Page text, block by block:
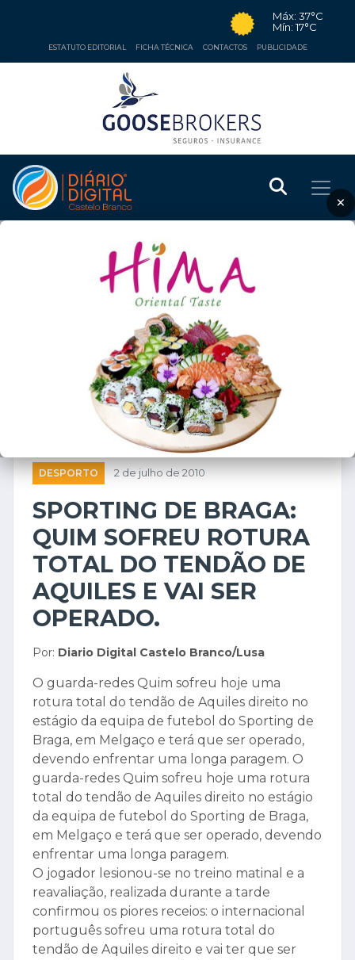
Máx: 37°C
Mín: 17°C
ESTATUTO EDITORIAL FICHA TÉCNICA CONTACTOS PUBLICIDADE
×
DESPORTO 2 de julho de 2010
SPORTING DE BRAGA:
QUIM SOFREU ROTURA
TOTAL DO TENDÃO DE
AQUILES E VAI SER
OPERADO.
Por: Diario Digital Castelo Branco/Lusa
O guarda-redes Quim sofreu hoje uma
rotura total do tendão de Aquiles direito no
estágio da equipa de futebol do Sporting de
Braga, em Melgaço e terá que ser operado,
devendo enfrentar uma longa paragem. O
guarda-redes Quim sofreu hoje uma rotura
total do tendão de Aquiles direito no estágio
da equipa de futebol do Sporting de Braga,
em Melgaço e terá que ser operado, devendo
enfrentar uma longa paragem.
O jogador lesionou-se no treino matinal e a
reavaliação, realizada durante a tarde
confirmou os piores receios: o internacional
português sofreu uma rotura total do
tendão de Aquiles direito e vai ter que ser